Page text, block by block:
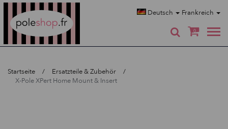
Deutsch Frankreich
0
Startseite
Ersatzteile & Zubehör
X-Pole XPert Home Mount & Insert